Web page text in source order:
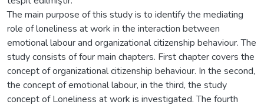
The main purpose of this study is to identify the mediating
role of loneliness at work in the interaction between
emotional labour and organizational citizenship behaviour. The
study consists of four main chapters. First chapter covers the
concept of organizational citizenship behaviour. In the second,
the concept of emotional labour, in the third, the study
concept of Loneliness at work is investigated. The fourth